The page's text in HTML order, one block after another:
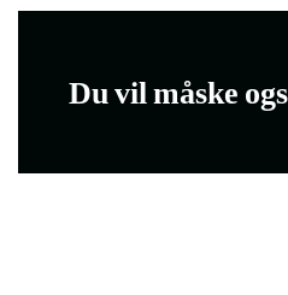
Du vil måske